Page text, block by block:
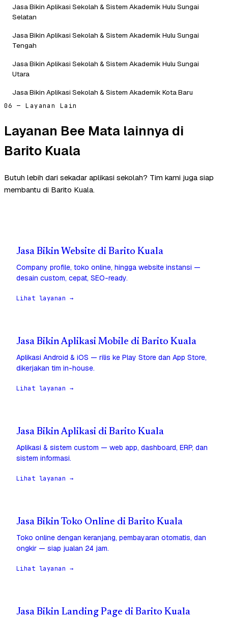
Jasa Bikin Aplikasi Sekolah & Sistem Akademik Hulu Sungai
Selatan
Jasa Bikin Aplikasi Sekolah & Sistem Akademik Hulu Sungai
Tengah
Jasa Bikin Aplikasi Sekolah & Sistem Akademik Hulu Sungai
Utara
Jasa Bikin Aplikasi Sekolah & Sistem Akademik Kota Baru
06 — Layanan Lain
Layanan Bee Mata lainnya di
Barito Kuala
Butuh lebih dari sekadar aplikasi sekolah? Tim kami juga siap
membantu di Barito Kuala.
Jasa Bikin Website di Barito Kuala
Company profile, toko online, hingga website instansi —
desain custom, cepat, SEO-ready.
Lihat layanan →
Jasa Bikin Aplikasi Mobile di Barito Kuala
Aplikasi Android & iOS — rilis ke Play Store dan App Store,
dikerjakan tim in-house.
Lihat layanan →
Jasa Bikin Aplikasi di Barito Kuala
Aplikasi & sistem custom — web app, dashboard, ERP, dan
sistem informasi.
Lihat layanan →
Jasa Bikin Toko Online di Barito Kuala
Toko online dengan keranjang, pembayaran otomatis, dan
ongkir — siap jualan 24 jam.
Lihat layanan →
Jasa Bikin Landing Page di Barito Kuala